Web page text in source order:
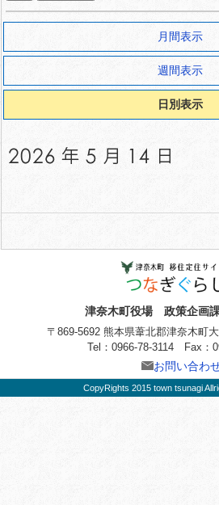
月間表示
週間表示
日別表示
津奈木町役場 政策企画
〒869-5692 熊本県葦北郡津奈木町
Tel：0966-78-3114 Fax：
お問い合わ
CopyRights 2015 town tsunagi